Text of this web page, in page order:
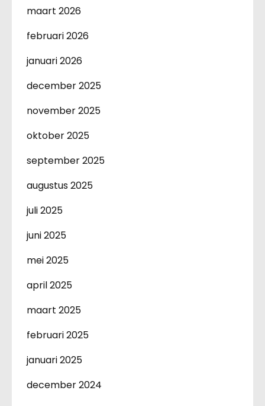
maart 2026
februari 2026
januari 2026
december 2025
november 2025
oktober 2025
september 2025
augustus 2025
juli 2025
juni 2025
mei 2025
april 2025
maart 2025
februari 2025
januari 2025
december 2024